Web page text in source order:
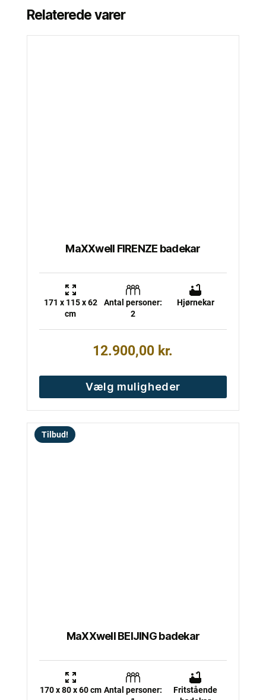
Relaterede varer
MaXXwell FIRENZE badekar
171 x 115 x 62
cm
Antal personer:
2
Hjørnekar
12.900,00 kr.
Vælg muligheder
Tilbud!
MaXXwell BEIJING badekar
170 x 80 x 60 cm Antal personer:
Fritstående